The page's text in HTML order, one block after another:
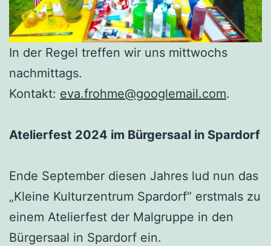
In der Regel treffen wir uns mittwochs
nachmittags.
Kontakt: eva.frohme@googlemail.com.
Atelierfest 2024 im Bürgersaal in Spardorf
Ende September diesen Jahres lud nun das
„Kleine Kulturzentrum Spardorf“ erstmals zu
einem Atelierfest der Malgruppe in den
Bürgersaal in Spardorf ein.